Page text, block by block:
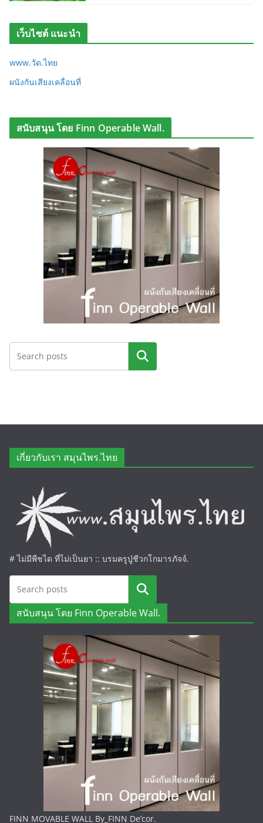
เว็บไซต์ แนะนำ
www.วัด.ไทย
ผนังกันเสียงเคลื่อนที่
สนับสนุน โดย Finn Operable Wall.
ค้นหา
เกี่ยวกับเรา สมุนไพร.ไทย
# ไม่มีพืชได ที่ไม่เป็นยา :: บรมครูปู่ชีวกโกมารภัจจ์.
ค้นหา
สนับสนุน โดย Finn Operable Wall.
FINN MOVABLE WALL By_FINN De’cor.